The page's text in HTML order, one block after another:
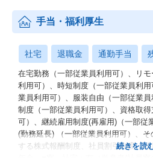
手当・福利厚生
社宅 退職金 通勤手当
在宅勤務（一部従業員利用可）、リ
利用可）、時短制度（一部従業員利
業員利用可）、服装自由（一部従業
制度（一部従業員利用可）、資格取
可）、継続雇用制度(再雇用)（一部従
(勤務延長) （一部従業員利用可）、
する株式報酬制度、社員割引制度、